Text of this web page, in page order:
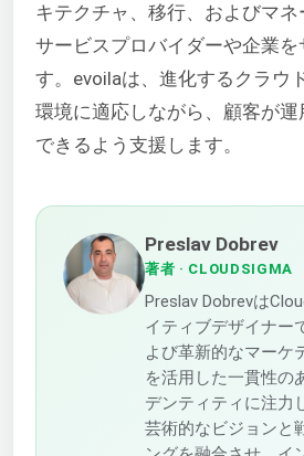
キテクチャ、移行、およびマ
サービスプロバイダーや企業を
す。evoilaは、進化するクラウ
環境に適応しながら、顧客が
できるよう支援します。
Preslav Dobrev
著者 · CLOUDSIGMA
Preslav Dobrevは
イティブデザイナー
よび革新的なマーケ
を活用した一貫性の
デンティティに注力
芸術的なビジョンと